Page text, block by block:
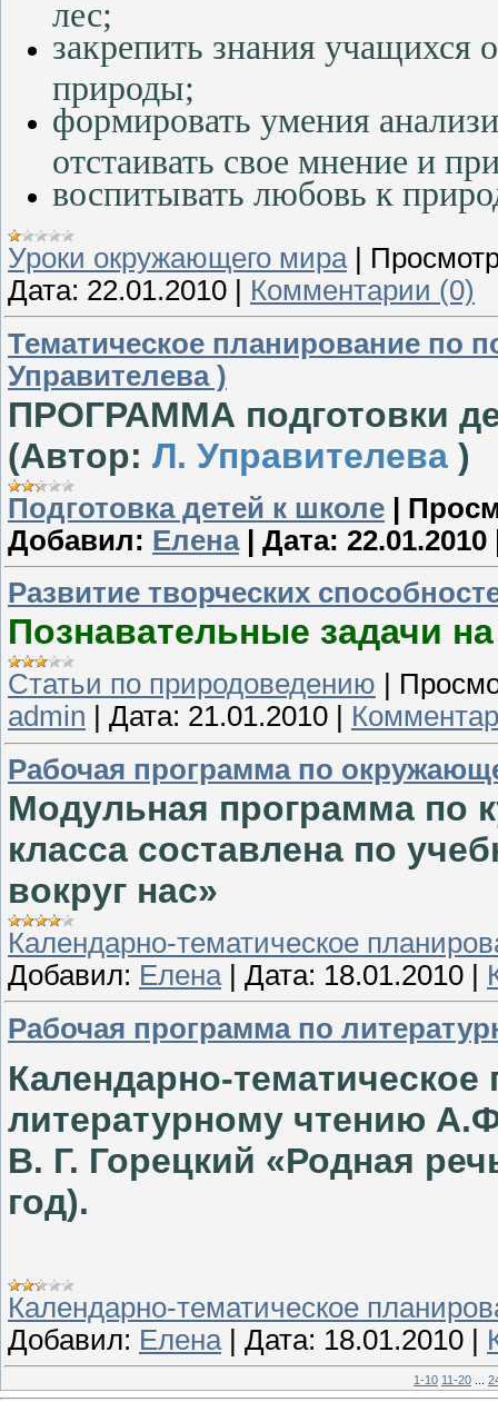
лес;
закрепить знания учащихся
природы;
формировать умения
отстаивать свое мнение и
воспитывать любовь к
Уроки окружающего мира |
Дата: 22.01.2010 | Комментарии (0)
Тематическое планирование по
Управителева )
ПРОГРАММА подготовки
(Автор: Л. Управителева )
Подготовка детей к школе |
Добавил: Елена| Дата: 22.01.2010
Развитие творческих
Познавательные задачи
Статьи по природоведению
admin
Дата: 21.01.2010
Рабочая программа по
Модульная программа по
класса составлена по
вокруг нас»
Календарно-тематическое
Добавил: Елена| Дата: 18.01.2010
Рабочая программа по
Календарно-
литературному чтению
В. Г. Горецкий «Родная
год).
Календарно-тематическое
Добавил: Елена| Дата: 18.01.2010
1-10 11-20